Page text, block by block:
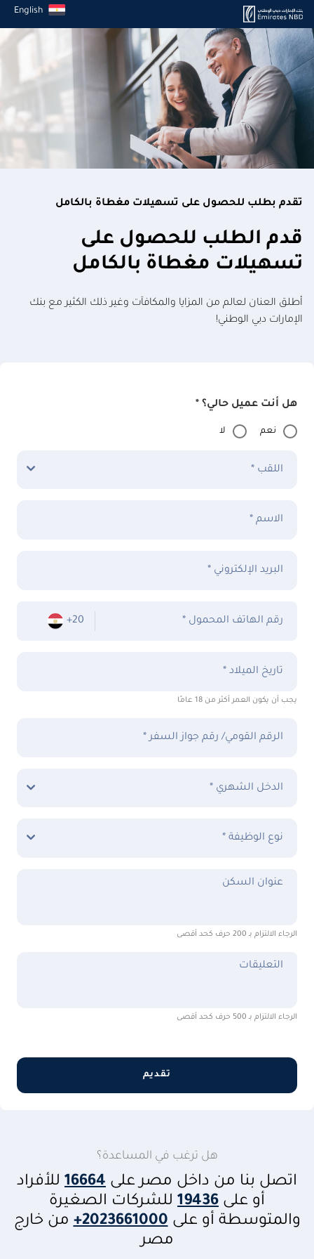
English
تقدم بطلب للحصول على تسهيلات مغطاة بالكامل
قدم الطلب للحصول على
تسهيلات مغطاة بالكامل
أطلق العنان لعالم من المزايا والمكافآت وغير ذلك الكثير مع بنك
الإمارات دبي الوطني!
هل أنت عميل حالي؟ *
نعم لا
اللقب *
الاسم *
البريد الإلكتروني *
+20 * رقم الهاتف المحمول
تاريخ الميلاد *
يجب أن يكون العمر أكثر من 18 عامًا
الرقم القومي/ رقم جواز السفر *
الدخل الشهري *
نوع الوظيفة *
عنوان السكن
الرجاء الالتزام بـ 200 حرف كحد أقصى
التعليقات
الرجاء الالتزام بـ 500 حرف كحد أقصى
تقديم
هل ترغب في المساعدة؟
اتصل بنا من داخل مصر على 16664 للأفراد
أو على 19436 للشركات الصغيرة
والمتوسطة أو على+2023661000من خارج
مصر